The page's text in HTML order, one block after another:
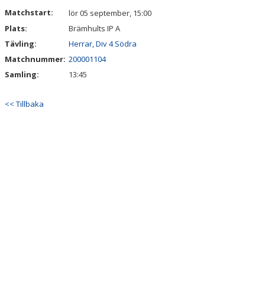
Matchstart:
lör 05 september, 15:00
Plats:
Brämhults IP A
Tävling:
Herrar, Div 4 Södra
Matchnummer: 200001104
Samling:
13:45
<< Tillbaka